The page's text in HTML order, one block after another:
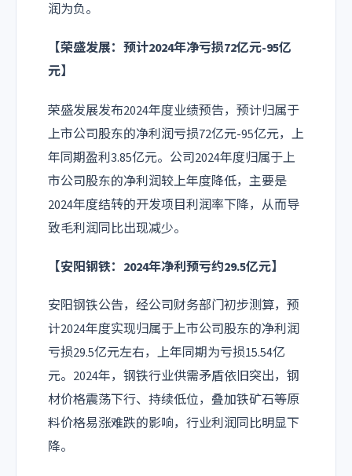
润为负。
【荣盛发展：预计2024年净亏损72亿元-95亿
元】
荣盛发展发布2024年度业绩预告，预计归属于
上市公司股东的净利润亏损72亿元-95亿元，上
年同期盈利3.85亿元。公司2024年度归属于上
市公司股东的净利润较上年度降低，主要是
2024年度结转的开发项目利润率下降，从而导
致毛利润同比出现减少。
【安阳钢铁：2024年净利预亏约29.5亿元】
安阳钢铁公告，经公司财务部门初步测算，预
计2024年度实现归属于上市公司股东的净利润
亏损29.5亿元左右，上年同期为亏损15.54亿
元。2024年，钢铁行业供需矛盾依旧突出，钢
材价格震荡下行、持续低位，叠加铁矿石等原
料价格易涨难跌的影响，行业利润同比明显下
降。